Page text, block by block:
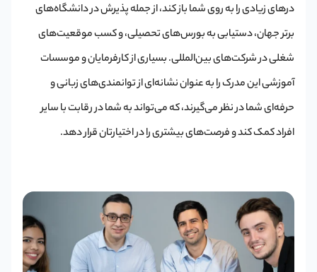
درهای زیادی را به روی شما باز کند، از جمله پذیرش در دانشگاه‌های
برتر جهان، دستیابی به بورس‌های تحصیلی، و کسب موقعیت‌های
شغلی در شرکت‌های بین‌المللی. بسیاری از کارفرمایان و موسسات
آموزشی این مدرک را به عنوان نشانه‌ای از توانمندی‌های زبانی و
حرفه‌ای شما در نظر می‌گیرند، که می‌تواند به شما در رقابت با سایر
افراد کمک کند و فرصت‌های بیشتری را در اختیارتان قرار دهد.